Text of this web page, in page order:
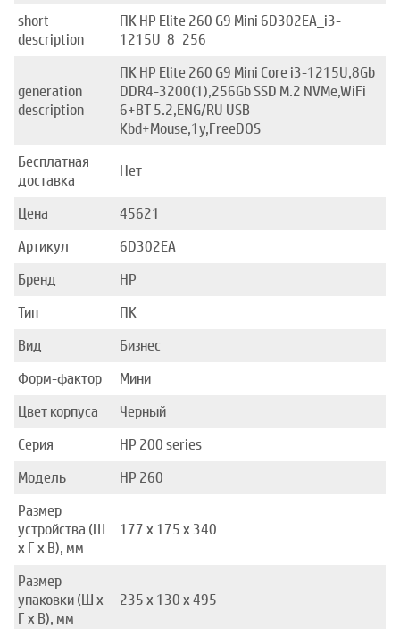
short
description
ПК HP Elite 260 G9 Mini 6D302EA_i3-
1215U_8_256
generation
description
ПК HP Elite 260 G9 Mini Core i3-1215U,8Gb
DDR4-3200(1),256Gb SSD M.2 NVMe,WiFi
6+BT 5.2,ENG/RU USB
Kbd+Mouse,1y,FreeDOS
Бесплатная
доставка
Нет
Цена
45621
Артикул
6D302EA
Бренд
HP
Тип
ПК
Вид
Бизнес
Форм-фактор
Мини
Цвет корпуса
Черный
Серия
HP 200 series
Модель
HP 260
Размер
устройства (Ш
x Г x В), мм
177 х 175 х 340
Размер
упаковки (Ш x
Г x В), мм
235 x 130 x 495